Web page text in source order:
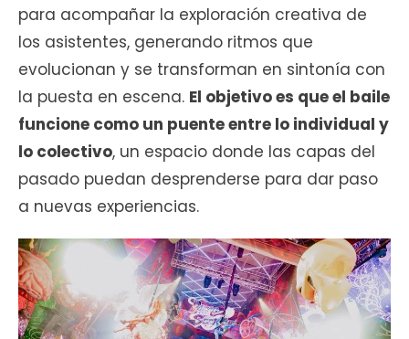
para acompañar la exploración creativa de
los asistentes, generando ritmos que
evolucionan y se transforman en sintonía con
la puesta en escena. El objetivo es que el baile
funcione como un puente entre lo individual y
lo colectivo, un espacio donde las capas del
pasado puedan desprenderse para dar paso
a nuevas experiencias.